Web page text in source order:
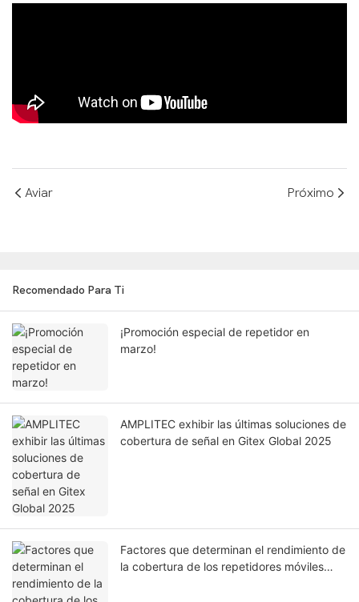
Aviar Próximo
Recomendado Para Ti
¡Promoción especial de repetidor en
marzo!
AMPLITEC exhibir las últimas soluciones de
cobertura de señal en Gitex Global 2025
Factores que determinan el rendimiento de
la cobertura de los repetidores móviles